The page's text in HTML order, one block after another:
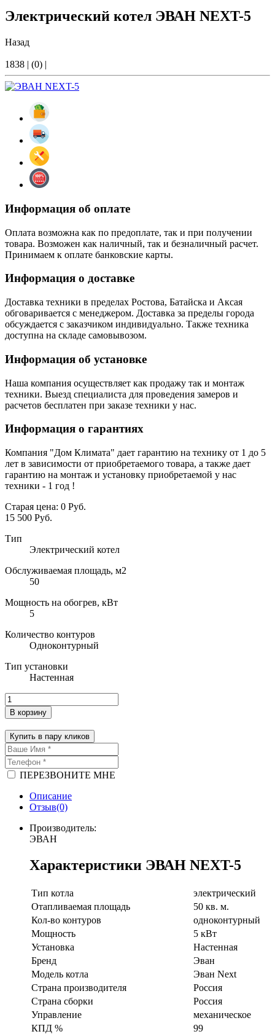
Электрический котел ЭВАН NEXT-5
Назад
1838 | (0) |
Информация об оплате
Оплата возможна как по предоплате, так и при получении
товара. Возможен как наличный, так и безналичный расчет.
Принимаем к оплате банковские карты.
Информация о доставке
Доставка техники в пределах Ростова, Батайска и Аксая
обговаривается с менеджером. Доставка за пределы города
обсуждается с заказчиком индивидуально. Также техника
доступна на складе самовывозом.
Информация об установке
Наша компания осуществляет как продажу так и монтаж
техники. Выезд специалиста для проведения замеров и
расчетов бесплатен при заказе техники у нас.
Информация о гарантиях
Компания "Дом Климата" дает гарантию на технику от 1 до 5
лет в зависимости от приобретаемого товара, а также дает
гарантию на монтаж и установку приобретаемой у нас
техники - 1 год !
Старая цена: 0 Руб.
15 500 Руб.
Тип
Электрический котел
Обслуживаемая площадь, м2
50
Мощность на обогрев, кВт
5
Количество контуров
Одноконтурный
Тип установки
Настенная
В корзину
Купить в пару кликов
ПЕРЕЗВОНИТЕ МНЕ
Описание
Отзыв(0)
Производитель:
ЭВАН
Характеристики ЭВАН NEXT-5
Тип котла
электрический
Отапливаемая площадь
50 кв. м.
Кол-во контуров
одноконтурный
Мощность
5 кВт
Установка
Настенная
Бренд
Эван
Модель котла
Эван Next
Страна производителя
Россия
Страна сборки
Россия
Управление
механическое
КПД %
99